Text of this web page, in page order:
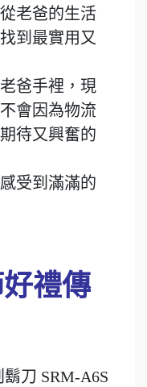
老爸的生活
到最實用又
爸手裡，現
會因為物流
待又興奮的
受到滿滿的
禮傳
鬍刀 SRM-A6S